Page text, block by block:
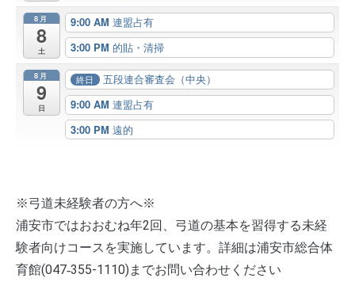
8月
8
土
9:00 AM 連盟占有
3:00 PM 的貼・清掃
8月
9
日
終日
五段連合審査会（中央）
9:00 AM 連盟占有
3:00 PM 遠的
※弓道未経験者の方へ※
浦安市ではおおむね年2回、弓道の基本を習得する未経
験者向けコースを実施しています。詳細は浦安市総合体
育館(047‐355-1110)までお問い合わせください